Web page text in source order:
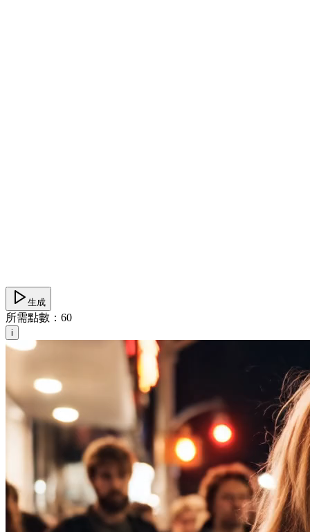
生成
所需點數： 60
i